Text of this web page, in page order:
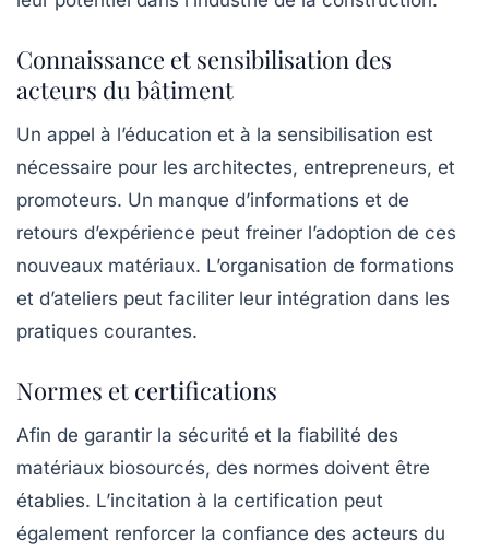
Connaissance et sensibilisation des
acteurs du bâtiment
Un appel à l’éducation et à la sensibilisation est
nécessaire pour les architectes, entrepreneurs, et
promoteurs. Un manque d’informations et de
retours d’expérience peut freiner l’adoption de ces
nouveaux matériaux. L’organisation de formations
et d’ateliers peut faciliter leur intégration dans les
pratiques courantes.
Normes et certifications
Afin de garantir la sécurité et la fiabilité des
matériaux biosourcés, des normes doivent être
établies. L’incitation à la certification peut
également renforcer la confiance des acteurs du